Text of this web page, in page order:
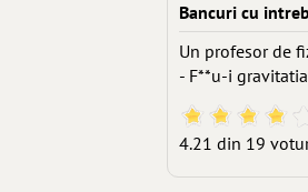
Bancuri cu
Un profesor de
- F**u-i
4.21 din 19